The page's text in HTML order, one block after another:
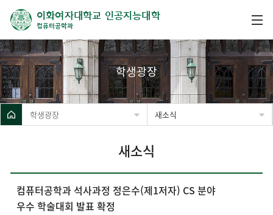
이화여자대학교 인공지능대학
컴퓨터공학과
학생광장
학생광장 새소식
새소식
컴퓨터공학과 석사과정 정은수(제1저자) CS 분야
우수 학술대회 발표 확정